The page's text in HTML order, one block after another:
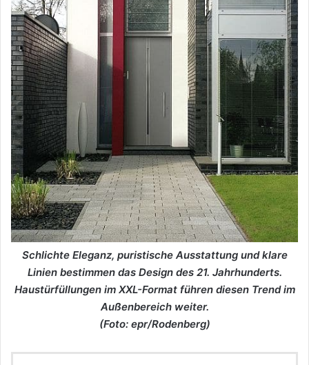
Schlichte Eleganz, puristische Ausstattung und klare
Linien bestimmen das Design des 21. Jahrhunderts.
Haustürfüllungen im XXL-Format führen diesen Trend im
Außenbereich weiter.
(Foto: epr/Rodenberg)